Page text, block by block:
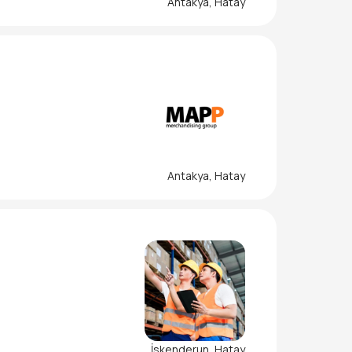
Antakya, Hatay
ve dizilim kontrolünü y
başvurularını bekliyor